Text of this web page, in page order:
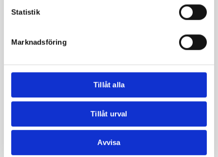
Statistik
Marknadsföring
Tillåt alla
Tillåt urval
Avvisa
,
Pistagenötter
Skalade
200,00kr
–
Välj
premiu
a)
150,00kr
Välj
alternativ
450,00kr
Välj
alternativ
(Syrisk)
190,00kr
Frön
Mandel
35,00kr
–
420,00
Välj